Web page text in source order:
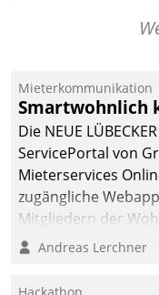
profitieren: Die
Datatrain ermöglicht
automatisiert
zielgerichtete
Mieterbefragungen
starke Grundlage
intelligente,
Entscheidungen.
Mieterkommunikation
Smartwohnlich
Die NEUE
ServicePortal von
Mieterservices
zugängliche
Mitgliedern der
Kontaktaufnahme
Andreas Lerchner
Hackathon